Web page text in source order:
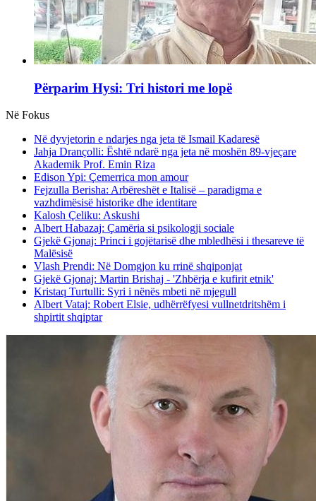
Përparim Hysi: Tri histori me lopë
Në Fokus
Në dyvjetorin e ndarjes nga jeta të Ismail Kadaresë
Jahja Drançolli: Është ndarë nga jeta në moshën 89-vjeçare
Akademik Prof. Emin Riza
Edison Ypi: Çemerrica mon amour
Fejzulla Berisha: Arbëreshët e Italisë – paradigma e
vazhdimësisë historike dhe identitare
Kalosh Çeliku: Askushi
Albert Habazaj: Çamëria si psikologji sociale
Gjekë Gjonaj: Princi i gojëtarisë dhe mbledhësi i thesareve të
Malësisë
Vlash Prendi: Në Domgjon ku rrinë shqiponjat
Gjekë Gjonaj: Martin Brishaj - 'Zhbërja e kufirit etnik'
Kristaq Turtulli: Syri i nënës mbeti në mjegull
Albert Vataj: Robert Elsie, udhërrëfyesi vullnetdritshëm i
shpirtit shqiptar